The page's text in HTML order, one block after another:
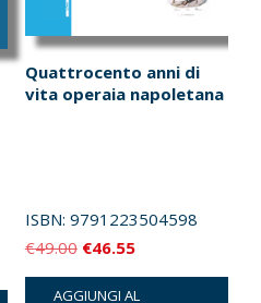
Quattrocento anni di
vita operaia napoletana
ISBN: 9791223504598
€49.00 Il
prezzo
€46.55Il
prezzo
AGGIUNGI AL